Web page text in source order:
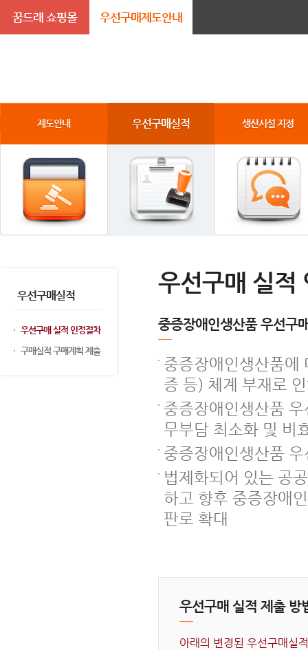
꿈드래 쇼핑몰 우선구매제도안내
제도안내 우선구매실적 생산시설 지정
우선구매실적
우선구매 실적 인정절차
구매실적 구매계획 제출
우선구매 실적
중증장애인생산품 우선구
중증장애인생산품에
증 등) 체계 부재로
중증장애인생산품
무부담 최소화 및 비
중증장애인생산품
법제화되어 있는 공
하고 향후 중증장애
판로 확대
우선구매 실적 제출 방
아래의 변경된 우선구매실